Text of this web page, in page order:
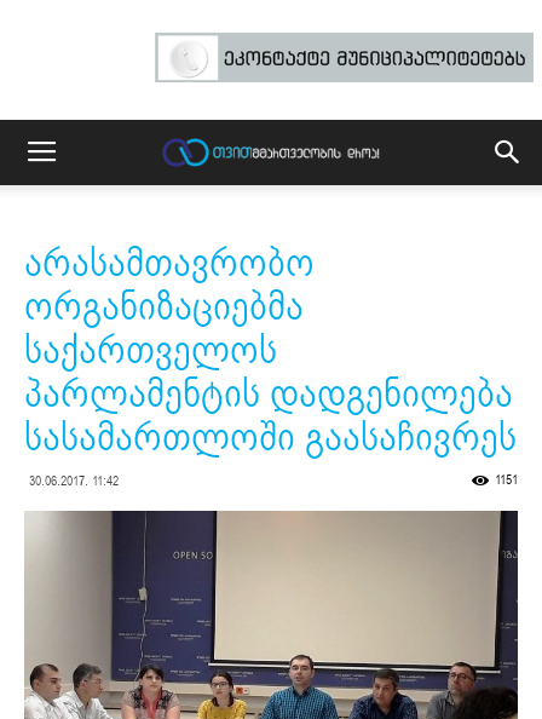
არასამთავრობო
ორგანიზაციებმა
საქართველოს
პარლამენტის დადგენილება
სასამართლოში გაასაჩივრეს
30.06.2017. 11:42 1151